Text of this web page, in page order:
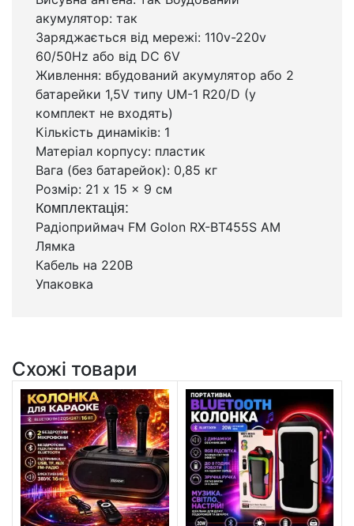
акумулятор: так
Заряджається від мережі: 110v-220v
60/50Hz або від DC 6V
Живлення: вбудований акумулятор або 2
батарейки 1,5V типу UM-1 R20/D (у
комплект не входять)
Кількість динаміків: 1
Матеріал корпусу: пластик
Вага (без батарейок): 0,85 кг
Розмір: 21 x 15 x 9 см
Комплектація:
Радіоприймач FM Golon RX-BT455S AM
Лямка
Кабель на 220В
Упаковка
Схожі товари